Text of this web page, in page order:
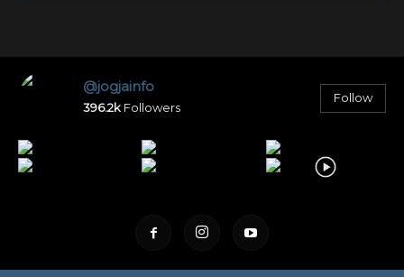
@jogjainfo
396.2k Followers
Follow